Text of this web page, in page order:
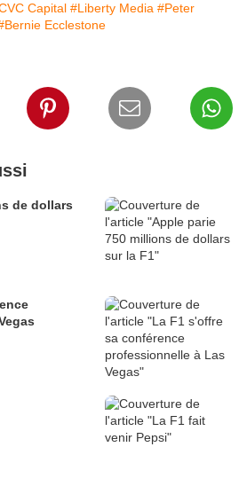
Capital #Liberty Media #Peter
Ecclestone
de dollars